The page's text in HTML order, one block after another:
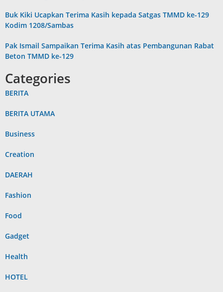
Buk Kiki Ucapkan Terima Kasih kepada Satgas TMMD ke-129
Kodim 1208/Sambas
Pak Ismail Sampaikan Terima Kasih atas Pembangunan Rabat
Beton TMMD ke-129
Categories
BERITA
BERITA UTAMA
Business
Creation
DAERAH
Fashion
Food
Gadget
Health
HOTEL